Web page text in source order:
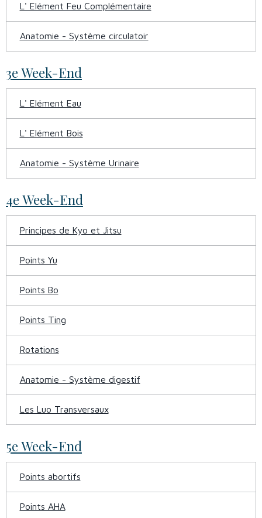
L' Elément Feu Complémentaire
Anatomie - Système circulatoir
3e Week-End
L' Elément Eau
L' Elément Bois
Anatomie - Système Urinaire
4e Week-End
Principes de Kyo et Jitsu
Points Yu
Points Bo
Points Ting
Rotations
Anatomie - Système digestif
Les Luo Transversaux
5e Week-End
Points abortifs
Points AHA